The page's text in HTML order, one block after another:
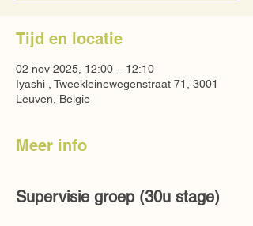
Tijd en locatie
02 nov 2025, 12:00 – 12:10
Iyashi , Tweekleinewegenstraat 71, 3001
Leuven, België
Meer info
Supervisie groep (30u stage)